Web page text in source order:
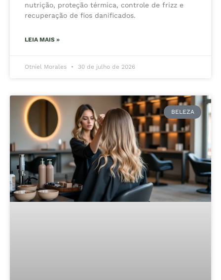
nutrição, proteção térmica, controle de frizz e
recuperação de fios danificados.
LEIA MAIS »
Otniel Morales 30 de julho de 2026
BELEZA